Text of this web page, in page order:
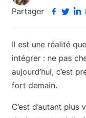
Partager
Il est une réalité
intégrer : ne pas
aujourd’hui, c’est
fort demain.
C’est d’autant plus